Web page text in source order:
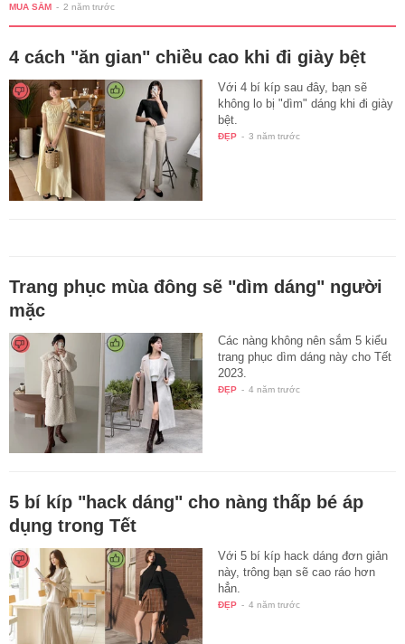
MUA SẮM - 2 năm trước
4 cách "ăn gian" chiều cao khi đi giày bệt
Với 4 bí kíp sau đây, bạn sẽ
không lo bị "dìm" dáng khi đi giày
bệt.
ĐẸP - 3 năm trước
Trang phục mùa đông sẽ "dìm dáng" người
mặc
Các nàng không nên sắm 5 kiểu
trang phục dìm dáng này cho Tết
2023.
ĐẸP - 4 năm trước
5 bí kíp "hack dáng" cho nàng thấp bé áp
dụng trong Tết
Với 5 bí kíp hack dáng đơn giản
này, trông bạn sẽ cao ráo hơn
hẳn.
ĐẸP - 4 năm trước